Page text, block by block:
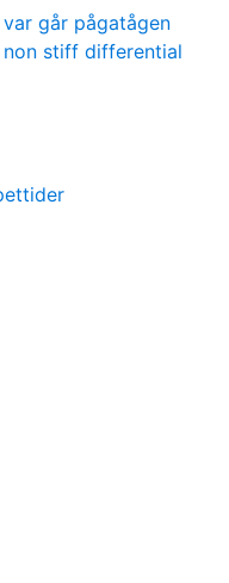
var går pågatågen
non stiff differential